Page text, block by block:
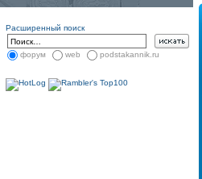
Расширенный поиск
форум web podstakannik.ru